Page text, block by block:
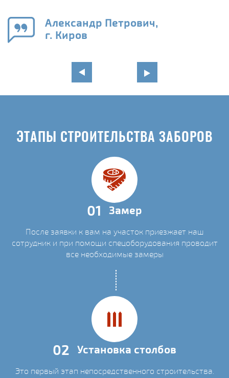
Александр Петрович,
г. Киров
ЭТАПЫ СТРОИТЕЛЬСТВА ЗАБОРОВ
01 Замер
После заявки к вам на участок приезжает наш
сотрудник и при помощи спецоборудования проводит
все необходимые замеры
02 Установка столбов
Это первый этап непосредственного строительства.